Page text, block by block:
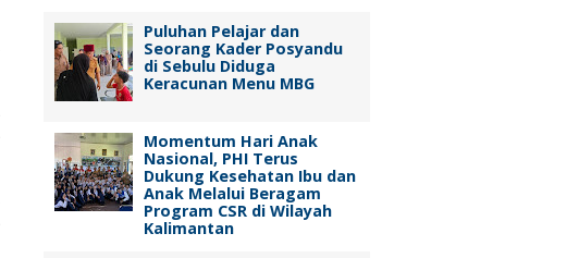
Puluhan Pelajar dan
Seorang Kader Posyandu
di Sebulu Diduga
Keracunan Menu MBG
Momentum Hari Anak
Nasional, PHI Terus
Dukung Kesehatan Ibu dan
Anak Melalui Beragam
Program CSR di Wilayah
Kalimantan